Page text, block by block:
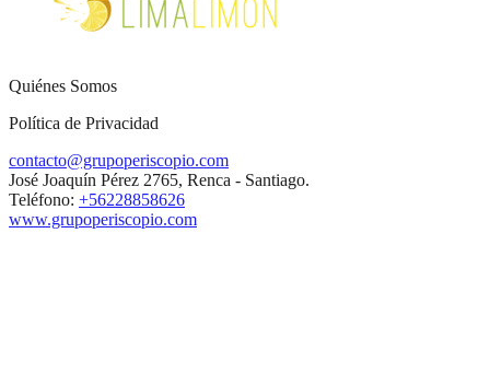
Quiénes Somos
Política de Privacidad
contacto@grupoperiscopio.com
José Joaquín Pérez 2765, Renca - Santiago.
Teléfono: +56228858626
www.grupoperiscopio.com